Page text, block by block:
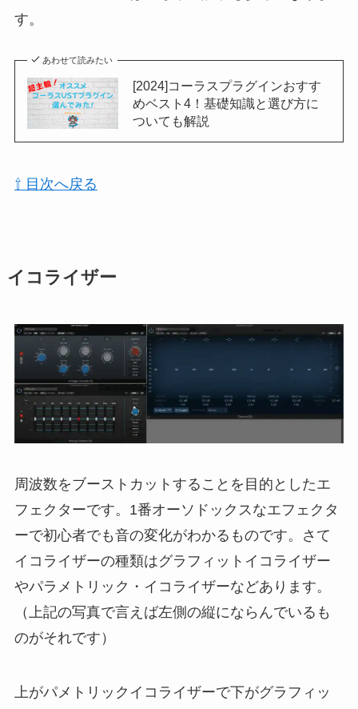
す。
あわせて読みたい
[2024]コーラスプラグインおすす
めベスト4！基礎知識と選び方に
ついても解説
⇧ 目次へ戻る
イコライザー
周波数をブーストカットすることを目的としたエ
フェクターです。1番オーソドックスなエフェクタ
ーで初心者でも音の変化がわかるものです。さて
イコライザーの種類はグラフィットイコライザー
やパラメトリック・イコライザーなどあります。
（上記の写真で言えば左側の縦にならんでいるも
のがそれです）
上がパメトリックイコライザーで下がグラフィッ